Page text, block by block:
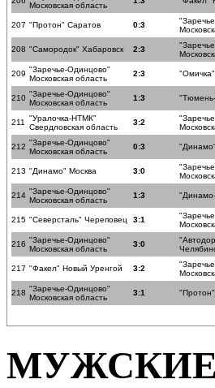
Московская область
207 "Протон" Саратов 0:3
208 "Самородок" Хабаровск 2:3
209 "Заречье-Одинцово"
Московская область
2:3
210 "Заречье-Одинцово"
Московская область
1:3
211
"Уралочка-НТМК"
Свердловская область
3:2
212 "Заречье-Одинцово"
Московская область
0:3
213 "Динамо" Москва 3:0
214 "Заречье-Одинцово"
Московская область
1:3
215 "Северсталь" Череповец 3:1
216 "Заречье-Одинцово"
Московская область
3:0
217 "Факел" Новый Уренгой 3:2
218 "Заречье-Одинцово"
Московская область
3:1